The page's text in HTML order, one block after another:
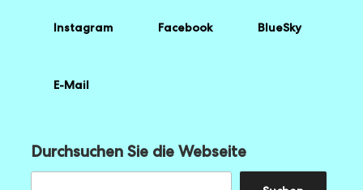
Instagram Facebook BlueSky
E-Mail
Durchsuchen Sie die Webseite